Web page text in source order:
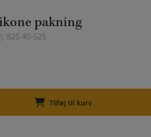
pakning
825 40-525
Tilføj til kurv